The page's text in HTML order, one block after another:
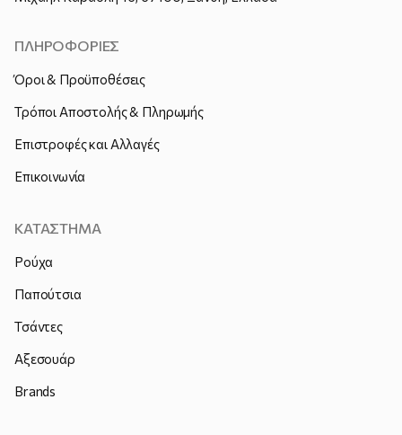
ΠΛΗΡΟΦΟΡΙΕΣ
Όροι & Προϋποθέσεις
Τρόποι Αποστολής & Πληρωμής
Επιστροφές και Αλλαγές
Επικοινωνία
ΚΑΤΑΣΤΗΜΑ
Ρούχα
Παπούτσια
Τσάντες
Αξεσουάρ
Brands